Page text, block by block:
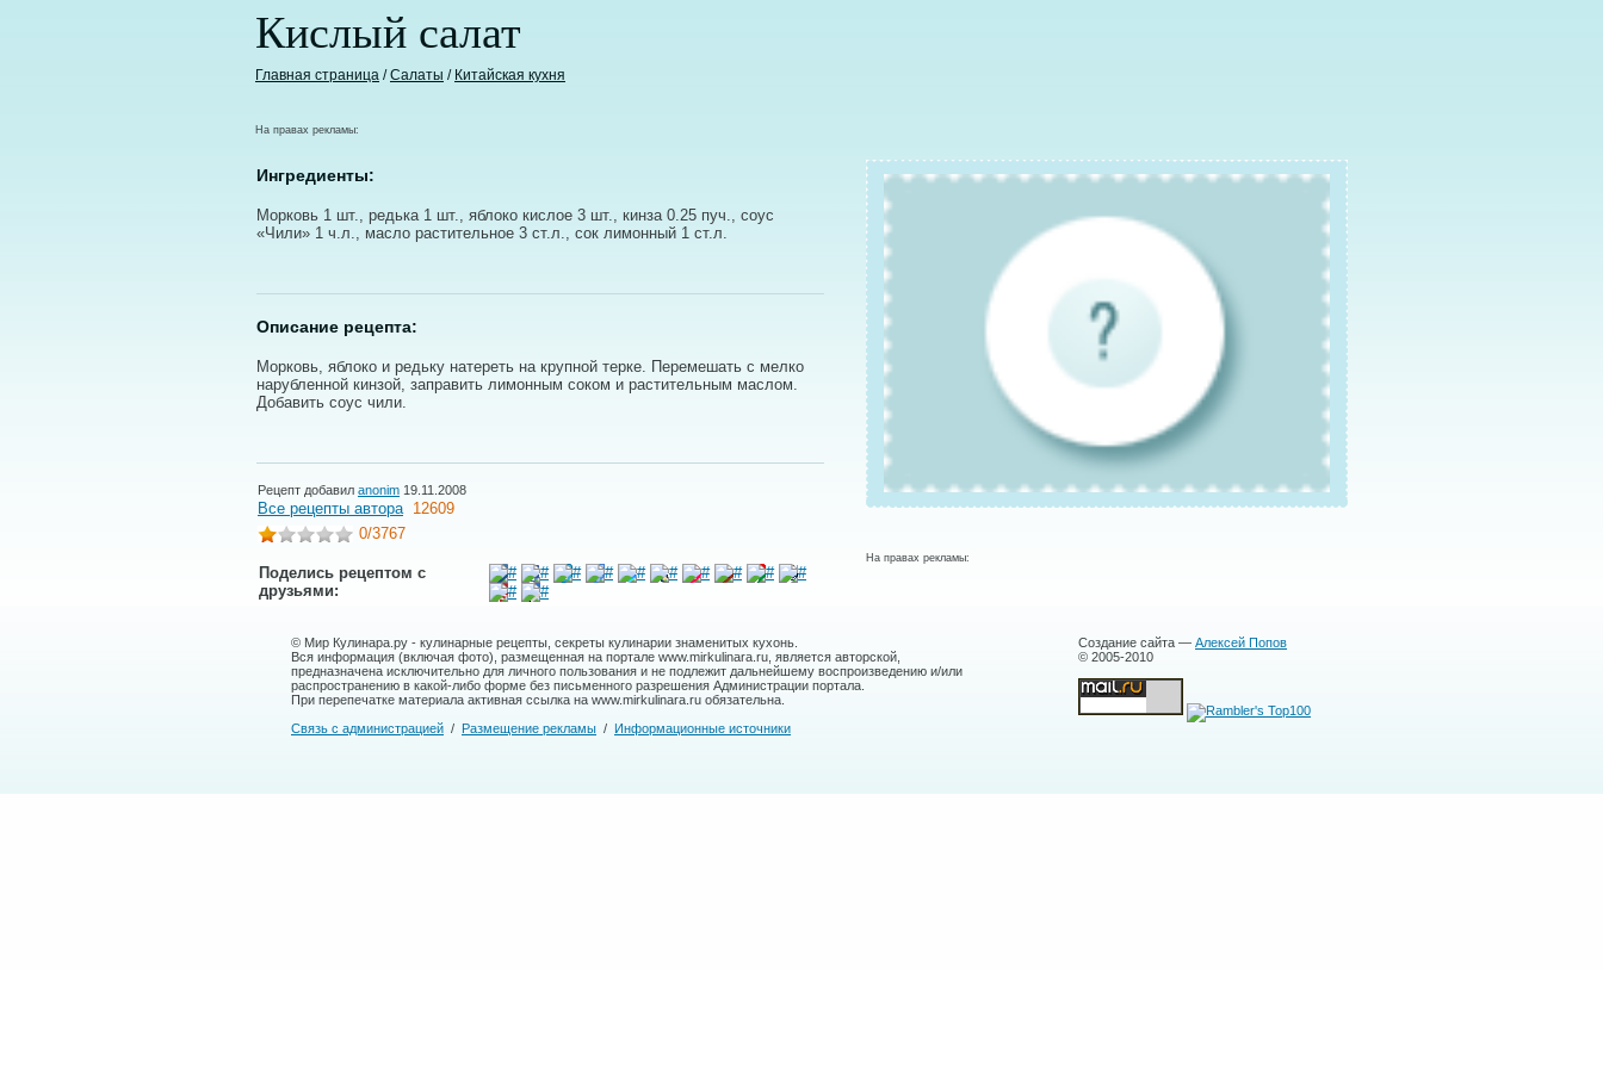
Кислый салат
Главная страница /Салаты / Китайская кухня
На правах рекламы:
Ингредиенты:
Морковь 1 шт., редька 1 шт., яблоко кислое 3 шт., кинза 0.25 пуч., соус
«Чили» 1 ч.л., масло растительное 3 ст.л., сок лимонный 1 ст.л.
Описание рецепта:
Морковь, яблоко и редьку натереть на крупной терке. Перемешать с мелко
нарубленной кинзой, заправить лимонным соком и растительным маслом.
Добавить соус чили.
Рецепт добавил anonim 19.11.2008
Все рецепты автора 12609
0/3767
Поделись рецептом с
друзьями:
На правах рекламы:
© Мир Кулинара.ру - кулинарные рецепты, секреты кулинарии знаменитых кухонь.
Вся информация (включая фото), размещенная на портале www.mirkulinara.ru, является авторской,
предназначена исключительно для личного пользования и не подлежит дальнейшему воспроизведению и/или
распространению в какой-либо форме без письменного разрешения Администрации портала.
При перепечатке материала активная ссылка на www.mirkulinara.ru обязательна.
Связь с администрацией / Размещение рекламы / Информационные источники
Создание сайта — Алексей Попов
© 2005-2010